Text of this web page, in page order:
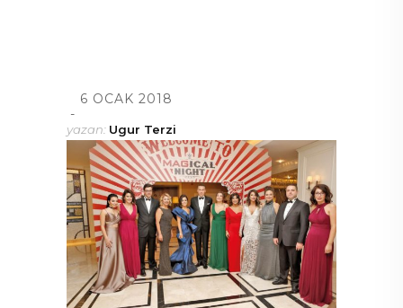
6 OCAK 2018
yazan: Ugur Terzi